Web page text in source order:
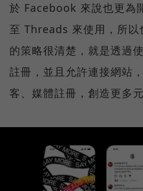
於 Facebook 來說也更為
至 Threads 來使用，所
的策略很清楚，就是透過
註冊，並且允許連接網站
客、媒體註冊，創造更多元